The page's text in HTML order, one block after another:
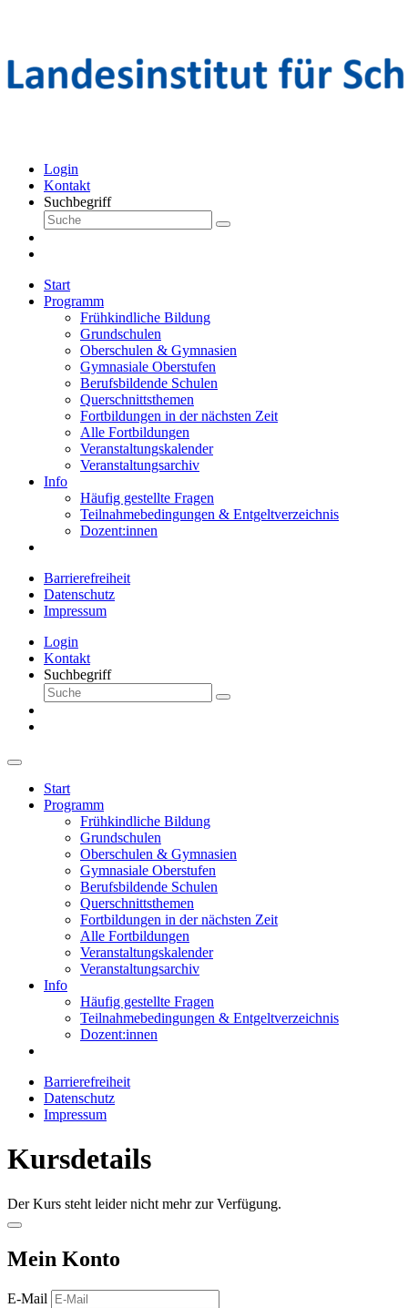
Login
Kontakt
Suchbegriff
Start
Programm
Frühkindliche Bildung
Grundschulen
Oberschulen & Gymnasien
Gymnasiale Oberstufen
Berufsbildende Schulen
Querschnittsthemen
Fortbildungen in der nächsten Zeit
Alle Fortbildungen
Veranstaltungskalender
Veranstaltungsarchiv
Info
Häufig gestellte Fragen
Teilnahmebedingungen & Entgeltverzeichnis
Dozent:innen
Barrierefreiheit
Datenschutz
Impressum
Login
Kontakt
Suchbegriff
Start
Programm
Frühkindliche Bildung
Grundschulen
Oberschulen & Gymnasien
Gymnasiale Oberstufen
Berufsbildende Schulen
Querschnittsthemen
Fortbildungen in der nächsten Zeit
Alle Fortbildungen
Veranstaltungskalender
Veranstaltungsarchiv
Info
Häufig gestellte Fragen
Teilnahmebedingungen & Entgeltverzeichnis
Dozent:innen
Barrierefreiheit
Datenschutz
Impressum
Kursdetails
Der Kurs steht leider nicht mehr zur Verfügung.
Mein Konto
E-Mail